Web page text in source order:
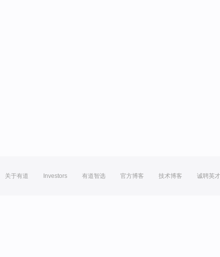
关于有道 Investors 有道智选 官方博客 技术博客 诚聘英才